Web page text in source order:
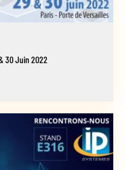
30 Juin 2022